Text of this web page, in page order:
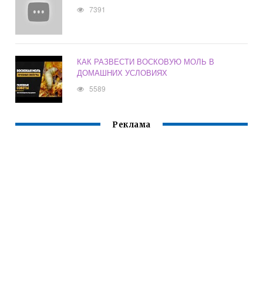
7391
КАК РАЗВЕСТИ ВОСКОВУЮ МОЛЬ В
ДОМАШНИХ УСЛОВИЯХ
5589
Реклама